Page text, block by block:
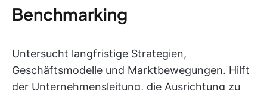
Benchmarking
Untersucht langfristige Strategien,
Geschäftsmodelle und Marktbewegungen. Hilft
der Unternehmensleitung, die Ausrichtung zu